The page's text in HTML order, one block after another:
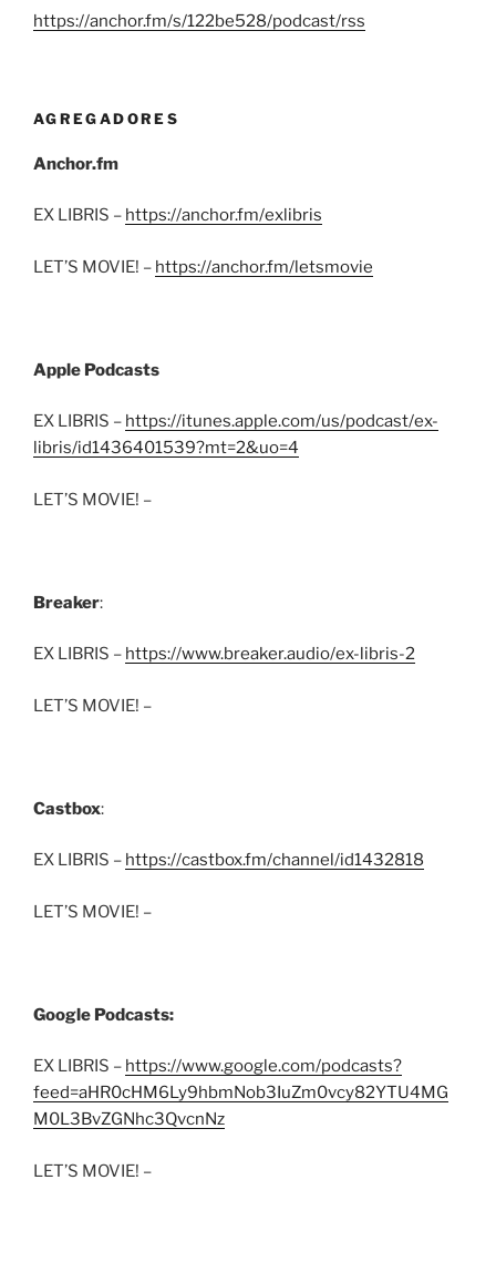
https://anchor.fm/s/122be528/podcast/rss
AGREGADORES
Anchor.fm
EX LIBRIS – https://anchor.fm/exlibris
LET’S MOVIE! – https://anchor.fm/letsmovie
Apple Podcasts
EX LIBRIS – https://itunes.apple.com/us/podcast/ex-
libris/id1436401539?mt=2&uo=4
LET’S MOVIE! –
Breaker:
EX LIBRIS – https://www.breaker.audio/ex-libris-2
LET’S MOVIE! –
Castbox:
EX LIBRIS – https://castbox.fm/channel/id1432818
LET’S MOVIE! –
Google Podcasts:
EX LIBRIS – https://www.google.com/podcasts?
feed=aHR0cHM6Ly9hbmNob3IuZm0vcy82YTU4MG
M0L3BvZGNhc3QvcnNz
LET’S MOVIE! –